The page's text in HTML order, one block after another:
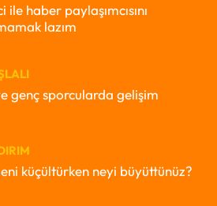
ile haber paylaşımcısını
lazım
genç sporcularda gelişim
küçültürken neyi büyüttünüz?